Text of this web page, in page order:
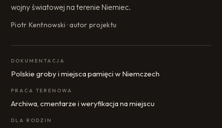
wojny światowej na terenie Niemiec.
Piotr Kentnowski · autor projektu
DOKUMENTACJA
Polskie groby i miejsca pamięci w Niemczech
PRACA TERENOWA
Archiwa, cmentarze i weryfikacja na miejscu
DLA RODZIN